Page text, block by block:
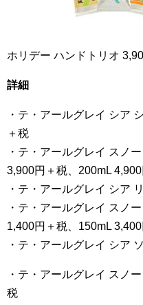
ホリデー ハンドトリオ
詳細
・テ・アールグレイ シア
＋税
・テ・アールグレイ スノ
3,900円＋税、200mL
・テ・アールグレイ シア
・テ・アールグレイ スノ
1,400円＋税、150mL
・テ・アールグレイ シア
・テ・アールグレイ スノ
税